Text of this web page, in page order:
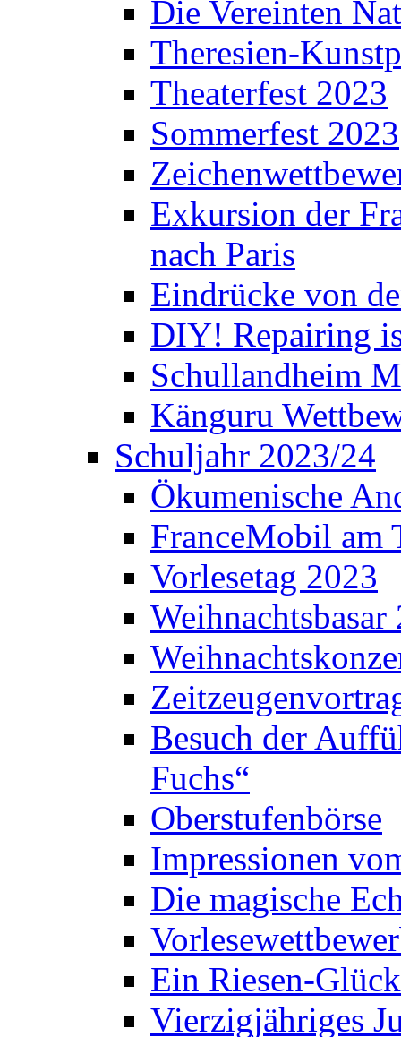
Die Vereinten
Theresien-
Theaterfest 2023
Sommerfest 2023
Exkursion der
nach Paris
Eindrücke von
DIY! Repairing
Schullandheim
Känguru
Schuljahr 2023/24
Ökumenische
FranceMobil am
Vorlesetag 2023
Weihnachtsbasar
Besuch der
Fuchs“
Oberstufenbörse
Impressionen
Die magische
Ein Riesen-
Vierzigjähriges